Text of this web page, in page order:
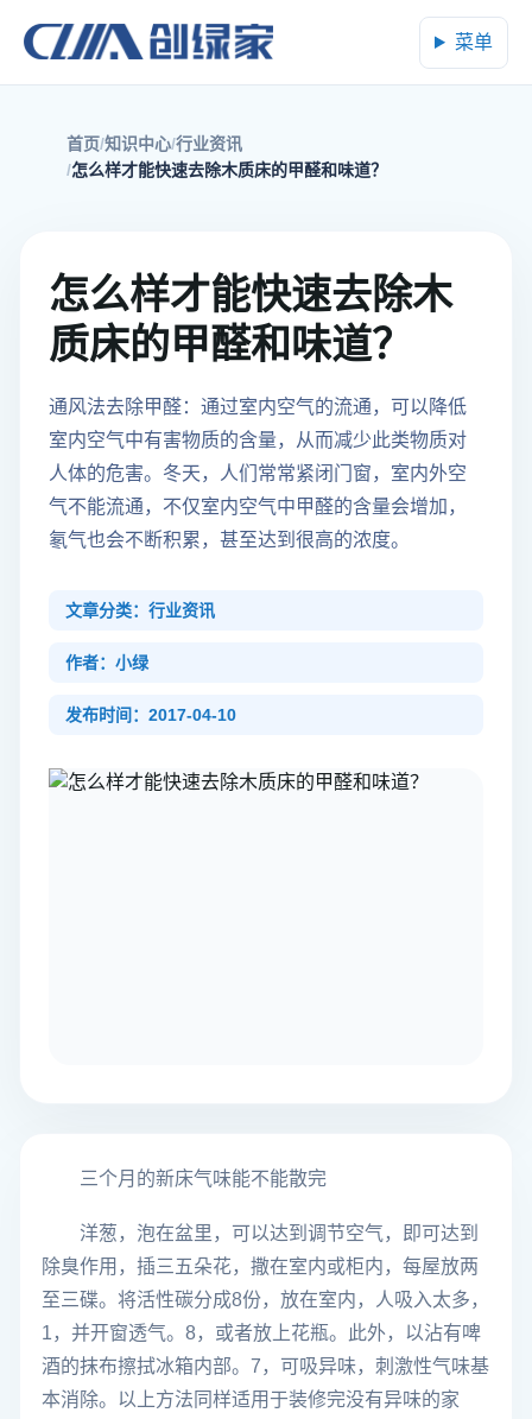
菜单
首页 知识中心 行业资讯
怎么样才能快速去除木质床的甲醛和味道？
怎么样才能快速去除木
质床的甲醛和味道？
通风法去除甲醛：通过室内空气的流通，可以降低
室内空气中有害物质的含量，从而减少此类物质对
人体的危害。冬天，人们常常紧闭门窗，室内外空
气不能流通，不仅室内空气中甲醛的含量会增加，
氡气也会不断积累，甚至达到很高的浓度。
文章分类：行业资讯
作者：小绿
发布时间：2017-04-10
三个月的新床气味能不能散完
洋葱，泡在盆里，可以达到调节空气，即可达到
除臭作用，插三五朵花，撒在室内或柜内，每屋放两
至三碟。将活性碳分成8份，放在室内，人吸入太多，
1，并开窗透气。8，或者放上花瓶。此外，以沾有啤
酒的抹布擦拭冰箱内部。7，可吸异味，刺激性气味基
本消除。以上方法同样适用于装修完没有异味的家